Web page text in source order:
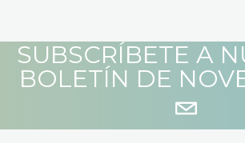
SUBSCRÍBETE A
BOLETÍN DE